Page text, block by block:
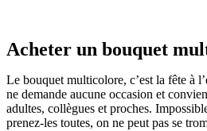
Acheter un bouquet
Le bouquet multicolore, c’est la fête à
ne demande aucune occasion et
adultes, collègues et proches.
prenez-les toutes, on ne peut pas se